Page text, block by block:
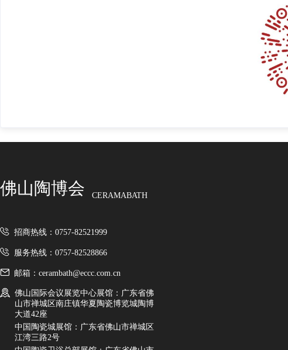
佛山陶博会 CERAMABATH
招商热线：0757-82521999
服务热线：0757-82528866
邮箱：cerambath@eccc.com.cn
佛山国际会议展览中心展馆：广东省佛
山市禅城区南庄镇华夏陶瓷博览城陶博
大道42座
中国陶瓷城展馆：广东省佛山市禅城区
江湾三路2号